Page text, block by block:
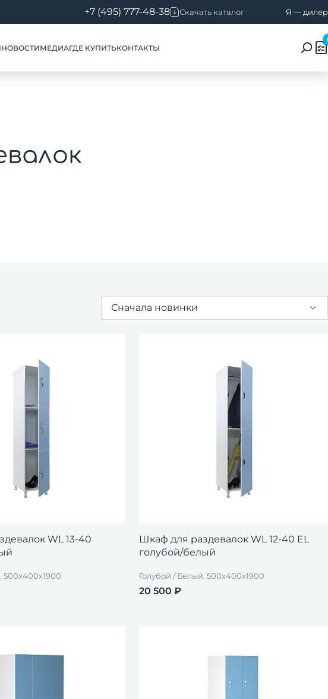
+7 (495) 777-48-38 Скачать каталог Я — дилер
НОВОСТИМЕДИАГДЕ КУПИТЬКОНТАКТЫ
Сначала новинки
WL 13-40
500x400x1900
Шкаф для раздевалок WL 12-40 EL
голубой/белый
Голубой / Белый, 500x400x1900
20 500 ₽